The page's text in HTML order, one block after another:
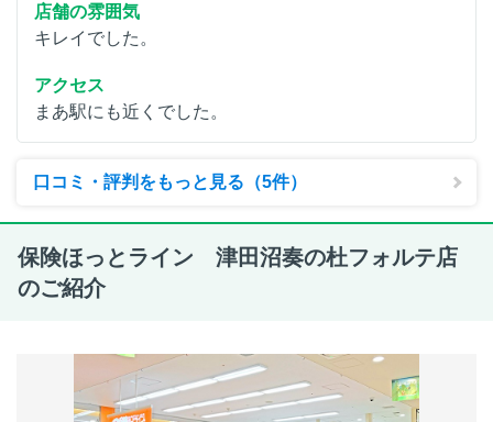
店舗の雰囲気
キレイでした。
アクセス
まあ駅にも近くでした。
口コミ・評判をもっと見る（5件）
保険ほっとライン 津田沼奏の杜フォルテ店
のご紹介